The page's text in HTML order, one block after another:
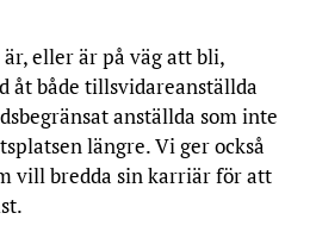
eller är på väg att bli,
åt både tillsvidareanställda
anställda som inte
längre. Vi ger också
vill bredda sin karriär för att